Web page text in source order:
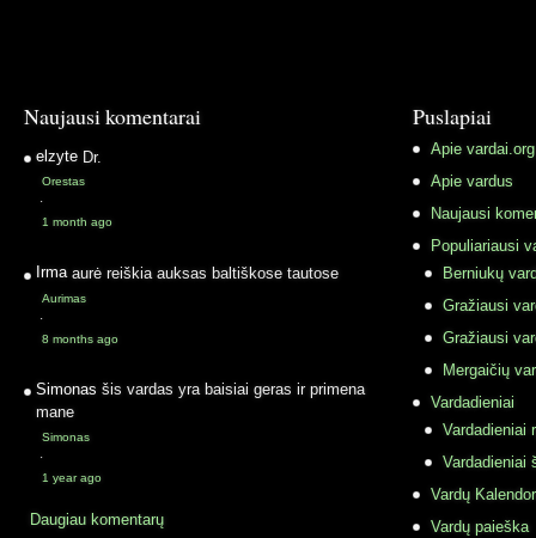
Naujausi komentarai
elzyte Dr.
Orestas
·
1 month ago
Irma aurė reiškia auksas baltiškose tautose
Aurimas
·
8 months ago
Simonas šis vardas yra baisiai geras ir primena
mane
Simonas
·
1 year ago
Daugiau komentarų
Puslapiai
Apie vardai.org
Apie vardus
Naujausi
Populiariausi
Berniukų
Gražiausi
Gražiausi
Mergaičių
Vardadieniai
Vardadieniai
Vardadieniai
Vardų
Vardų paieška